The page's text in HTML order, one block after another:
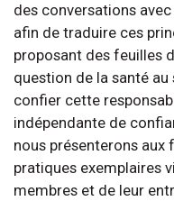
des conversations
afin de traduire ces
proposant des feuilles
question de la santé
confier cette
indépendante de
nous présenterons aux
pratiques exemplaires
membres et de leur